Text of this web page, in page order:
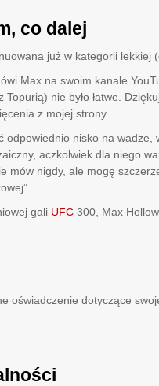
co dalej
już w kategorii lekkiej
Max na swoim kanale
nie było łatwe.
z mojej strony.
odpowiednio nisko na
aczkolwiek dla niego
mów nigdy, ale mogę
gali UFC 300, Max
oświadczenie dotyczące